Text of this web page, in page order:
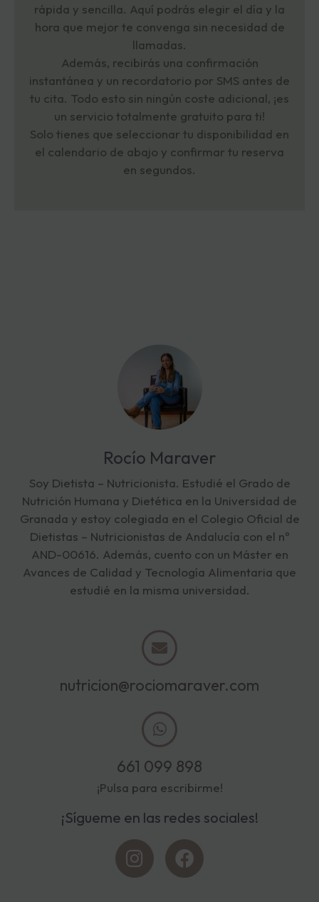
rápida y sencilla. Aquí podrás elegir el día y la
hora que mejor te convenga sin necesidad de
llamadas.
Además, recibirás una confirmación
instantánea y un recordatorio por SMS antes de
tu cita. Todo esto sin ningún coste adicional, ¡es
un servicio totalmente gratuito para ti!
Solo tienes que seleccionar tu disponibilidad en
el calendario de abajo y confirmar tu reserva
en segundos.
Rocío Maraver
Soy Dietista – Nutricionista. Estudié el Grado de
Nutrición Humana y Dietética en la Universidad de
Granada y estoy colegiada en el Colegio Oficial de
Dietistas – Nutricionistas de Andalucía con el nº
AND-00616. Además, cuento con un Máster en
Avances de Calidad y Tecnología Alimentaria que
estudié en la misma universidad.
nutricion@rociomaraver.com
661 099 898
¡Pulsa para escribirme!
¡Sígueme en las redes sociales!